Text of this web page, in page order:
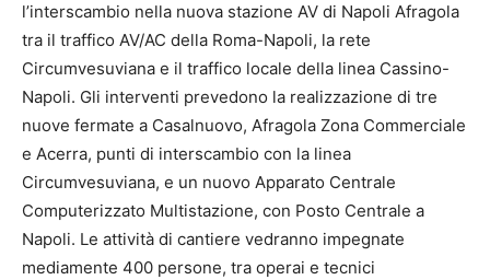
l’interscambio nella nuova stazione AV di Napoli Afragola
tra il traffico AV/AC della Roma-Napoli, la rete
Circumvesuviana e il traffico locale della linea Cassino-
Napoli. Gli interventi prevedono la realizzazione di tre
nuove fermate a Casalnuovo, Afragola Zona Commerciale
e Acerra, punti di interscambio con la linea
Circumvesuviana, e un nuovo Apparato Centrale
Computerizzato Multistazione, con Posto Centrale a
Napoli. Le attività di cantiere vedranno impegnate
mediamente 400 persone, tra operai e tecnici